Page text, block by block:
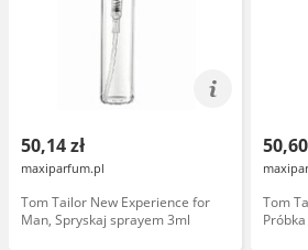
50,14 zł
maxiparfum.pl
Tom Tailor New Experience for
Man, Spryskaj sprayem 3ml
Tom